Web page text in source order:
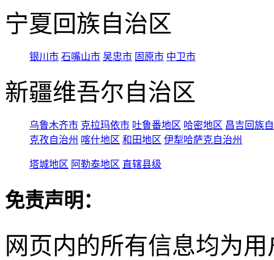
宁夏回族自治区
银川市 石嘴山市 吴忠市 固原市 中卫市
新疆维吾尔自治区
乌鲁木齐市 克拉玛依市 吐鲁番地区 哈密地区 昌吉回族
克孜自治州 喀什地区 和田地区 伊犁哈萨克自治州
塔城地区 阿勒泰地区 直辖县级
免责声明：
网页内的所有信息均为